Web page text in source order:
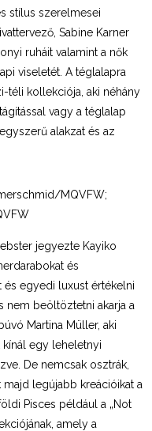
stílus szerelmesei
Sabine Karner
ruháit valamint a nők
viseletét. A téglalapra
téli kollekciója, aki néhány
vagy a téglalap
alakzat és az
MQVFW;
jegyezte Kayiko
és
és egyedi luxust értékelni
beöltöztetni akarja a
Martina Müller, aki
kínál egy leheletnyi
De nemcsak osztrák,
legújabb kreációikat a
Pisces például a „Not
amely a